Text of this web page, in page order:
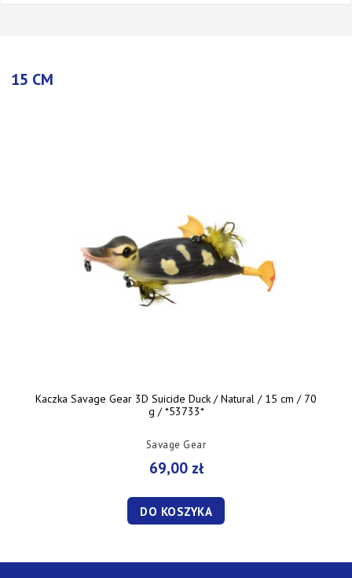
15 CM
Kaczka Savage Gear 3D Suicide Duck / Natural / 15 cm / 70
g / *53733*
Savage Gear
69,00 zł
DO KOSZYKA